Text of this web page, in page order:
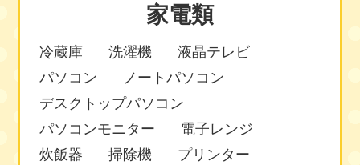
家電類
冷蔵庫 洗濯機
液晶テレビ
パソコン
ノートパソコン
デスクトップパソコン
パソコンモニター
電子レンジ
炊飯器
掃除機
プリンター